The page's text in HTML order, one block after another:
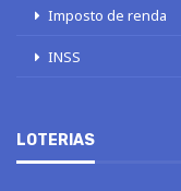
Imposto de renda
INSS
LOTERIAS